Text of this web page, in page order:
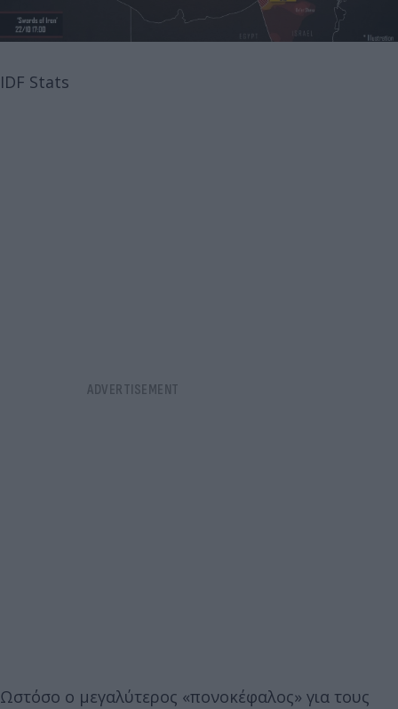
IDF Stats
Ωστόσο ο μεγαλύτερος «πονοκέφαλος» για τους